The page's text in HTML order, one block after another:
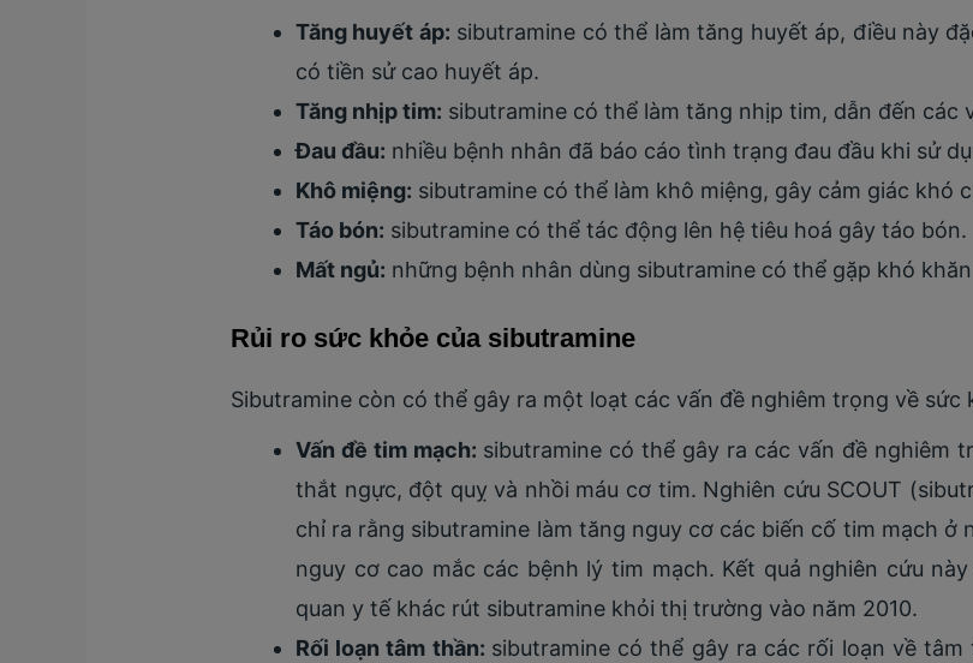
Tăng huyết áp: sibutramine có thể làm tăng huyết áp, điều này
có tiền sử cao huyết áp.
Tăng nhịp tim: sibutramine có thể làm tăng nhịp tim, dẫn đến các
Đau đầu: nhiều bệnh nhân đã báo cáo tình trạng đau đầu khi sử
Khô miệng: sibutramine có thể làm khô miệng, gây cảm giác khó
Táo bón: sibutramine có thể tác động lên hệ tiêu hoá gây táo bón.
Mất ngủ: những bệnh nhân dùng sibutramine có thể gặp khó
Rủi ro sức khỏe của sibutramine
Sibutramine còn có thể gây ra một loạt các vấn đề nghiêm trọng về sức
Vấn đề tim mạch: sibutramine có thể gây ra các vấn đề nghiêm
thắt ngực, đột quỵ và nhồi máu cơ tim. Nghiên cứu SCOUT
chỉ ra rằng sibutramine làm tăng nguy cơ các biến cố tim mạch
nguy cơ cao mắc các bệnh lý tim mạch. Kết quả nghiên cứu
quan y tế khác rút sibutramine khỏi thị trường vào năm 2010.
Rối loạn tâm thần: sibutramine có thể gây ra các rối loạn về